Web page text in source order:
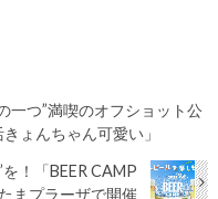
一つ”満喫のオフショット公
ょんちゃん可愛い」
！「BEER CAMP
まプラーザで開催